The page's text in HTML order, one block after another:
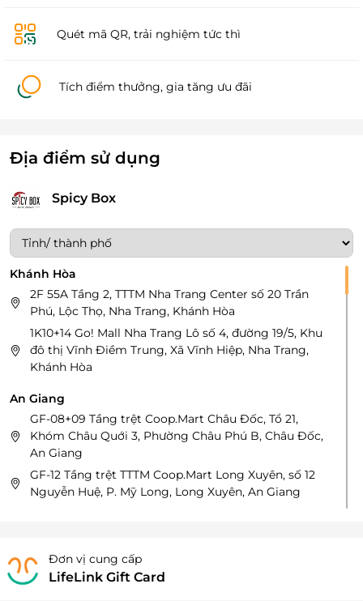
Quét mã QR, trải nghiệm tức thì
Tích điểm thưởng, gia tăng ưu đãi
Địa điểm sử dụng
Spicy Box
Khánh Hòa
2F 55A Tầng 2, TTTM Nha Trang Center số 20 Trần
Phú, Lộc Thọ, Nha Trang, Khánh Hòa
1K10+14 Go! Mall Nha Trang Lô số 4, đường 19/5, Khu
đô thị Vĩnh Điềm Trung, Xã Vĩnh Hiệp, Nha Trang,
Khánh Hòa
An Giang
GF-08+09 Tầng trệt Coop.Mart Châu Đốc, Tổ 21,
Khóm Châu Quới 3, Phường Châu Phú B, Châu Đốc,
An Giang
GF-12 Tầng trệt TTTM Coop.Mart Long Xuyên, số 12
Nguyễn Huệ, P. Mỹ Long, Long Xuyên, An Giang
Hùng Vương và đường Mai Thị Tốt, Phường 2, Tân
An, Long An
Đơn vị cung cấp
LifeLink Gift Card